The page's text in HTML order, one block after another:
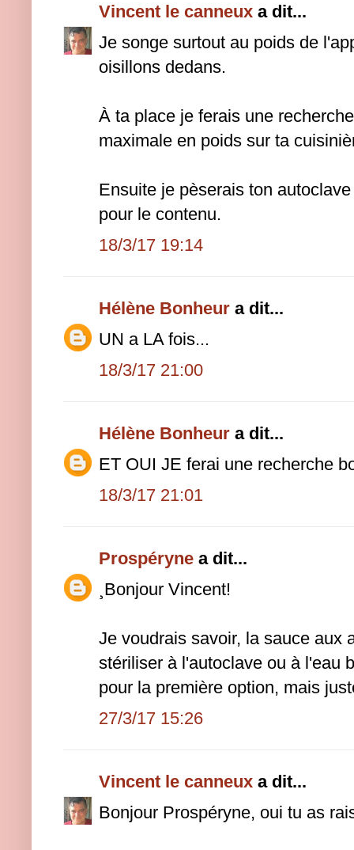
Vincent le canneux a dit...
Je songe surtout au poids de
oisillons dedans.
À ta place je ferais une
maximale en poids sur ta
Ensuite je pèserais ton
pour le contenu.
18/3/17 19:14
Hélène Bonheur a dit...
UN a LA fois...
18/3/17 21:00
Hélène Bonheur a dit...
ET OUI JE ferai une recherche
18/3/17 21:01
Prospéryne a dit...
¸Bonjour Vincent!
Je voudrais savoir, la sauce aux
stériliser à l'autoclave ou à l'eau
pour la première option, mais
27/3/17 15:26
Vincent le canneux a dit...
Bonjour Prospéryne, oui tu as